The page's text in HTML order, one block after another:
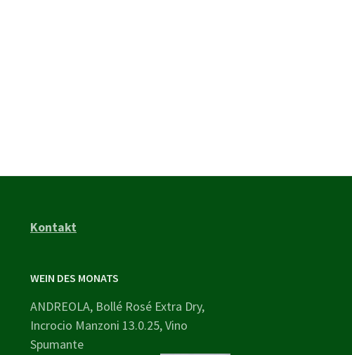
Kontakt
WEIN DES MONATS
ANDREOLA, Bollé Rosé Extra Dry,
Incrocio Manzoni 13.0.25, Vino
Spumante